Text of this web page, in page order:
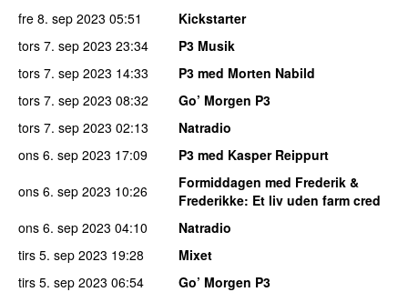
fre 8. sep 2023 05:51
Kickstarter
tors 7. sep 2023 23:34
P3 Musik
tors 7. sep 2023 14:33
P3 med Morten Nabild
tors 7. sep 2023 08:32
Go’ Morgen P3
tors 7. sep 2023 02:13
Natradio
ons 6. sep 2023 17:09
P3 med Kasper Reippurt
ons 6. sep 2023 10:26
Formiddagen med Frederik &
Frederikke: Et liv uden farm cred
ons 6. sep 2023 04:10
Natradio
tirs 5. sep 2023 19:28
Mixet
tirs 5. sep 2023 06:54
Go’ Morgen P3